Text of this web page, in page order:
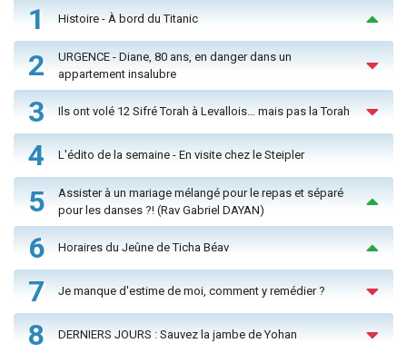
1 Histoire - À bord du Titanic
2
URGENCE - Diane, 80 ans, en danger dans un
appartement insalubre
3 Ils ont volé 12 Sifré Torah à Levallois… mais pas la Torah
4 L'édito de la semaine - En visite chez le Steipler
5
Assister à un mariage mélangé pour le repas et séparé
pour les danses ?! (Rav Gabriel DAYAN)
6 Horaires du Jeûne de Ticha Béav
7 Je manque d'estime de moi, comment y remédier ?
8 DERNIERS JOURS : Sauvez la jambe de Yohan